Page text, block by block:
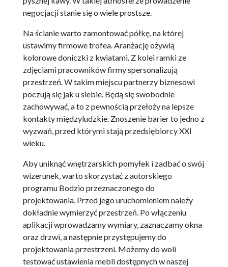
negocjacji stanie się o wiele prostsze.
Na ścianie warto zamontować półkę, na której
ustawimy firmowe trofea. Aranżację ożywią
kolorowe doniczki z kwiatami. Z kolei ramki ze
zdjęciami pracowników firmy spersonalizują
przestrzeń. W takim miejscu partnerzy biznesowi
poczują się jak u siebie. Będą się swobodnie
zachowywać, a to z pewnością przełoży na lepsze
kontakty międzyludzkie. Znoszenie barier to jedno z
wyzwań, przed którymi stają przedsiębiorcy XXI
wieku.
Aby uniknąć wnętrzarskich pomyłek i zadbać o swój
wizerunek, warto skorzystać z autorskiego
programu Bodzio przeznaczonego do
projektowania. Przed jego uruchomieniem należy
dokładnie wymierzyć przestrzeń. Po włączeniu
aplikacji wprowadzamy wymiary, zaznaczamy okna
oraz drzwi, a następnie przystępujemy do
projektowania przestrzeni. Możemy do woli
testować ustawienia mebli dostępnych w naszej